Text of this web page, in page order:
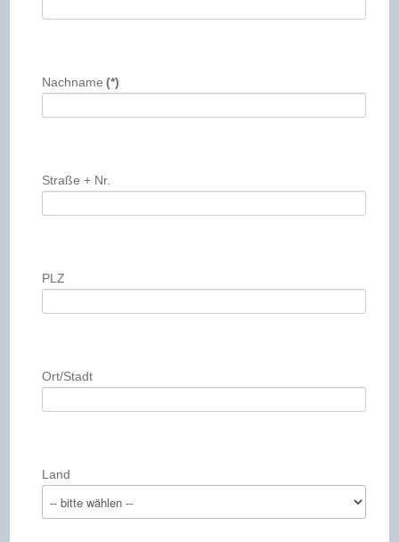
Nachname (*)
Straße + Nr.
PLZ
Ort/Stadt
Land